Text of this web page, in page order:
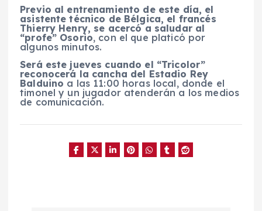
Previo al entrenamiento de este día, el
asistente técnico de Bélgica, el francés
Thierry Henry, se acercó a saludar al
“profe” Osorio, con el que platicó por
algunos minutos.
Será este jueves cuando el “Tricolor”
reconocerá la cancha del Estadio Rey
Balduino a las 11:00 horas local, donde el
timonel y un jugador atenderán a los medios
de comunicación.